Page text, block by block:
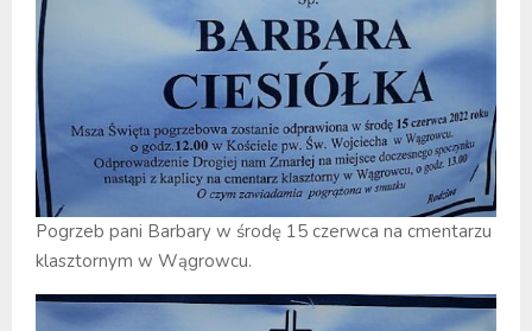
Pogrzeb pani Barbary w środę 15 czerwca na cmentarzu
klasztornym w Wągrowcu.